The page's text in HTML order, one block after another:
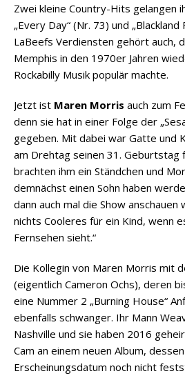
Zwei kleine Country-Hits gelangen
„Every Day“ (Nr. 73) und
LaBeefs Verdiensten gehört auch,
Memphis in den 1970er Jahren
Rockabilly Musik populär machte.
Jetzt ist Maren Morris auch zum
denn sie hat in einer Folge der
gegeben. Mit dabei war Gatte und
am Drehtag seinen 31. Geburtstag
brachten ihm ein Ständchen und
demnächst einen Sohn haben
dann auch mal die Show anschauen
nichts Cooleres für ein Kind, wenn
Fernsehen sieht.“
Die Kollegin von Maren Morris mit
(eigentlich Cameron Ochs), deren
eine Nummer 2 „Burning House“
ebenfalls schwanger. Ihr Mann
Nashville und sie haben 2016
Cam an einem neuen Album,
Erscheinungsdatum noch nicht